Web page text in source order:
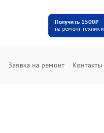
Получить 1500₽
на ремонт техники
Заявка на ремонт Контакты